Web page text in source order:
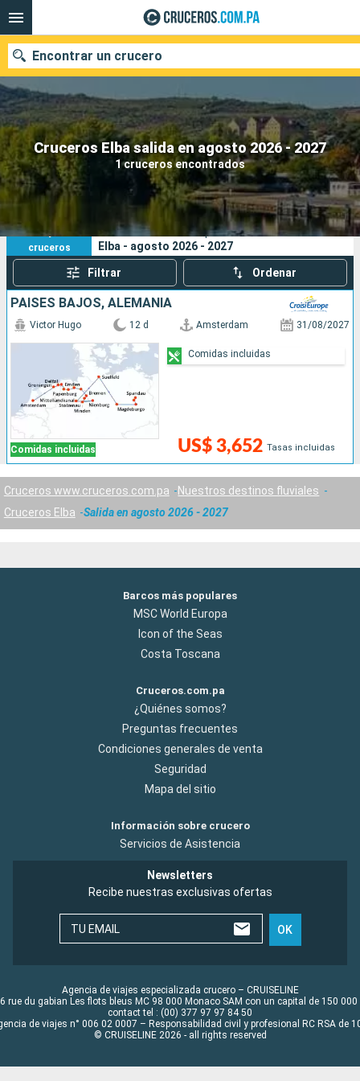
Cruceros Elba salida en agosto 2026 - 2027
1 cruceros encontrados
Encontrar un crucero
Nuestros destinos
Fecha de salida
Puertos Compañías
Buscar
1
cruceros
Sus criterios de búsqueda:
Elba - agosto 2026 - 2027
Filtrar Ordenar
PAISES BAJOS, ALEMANIA
Comidas incluidas
Victor Hugo 12 d Amsterdam 31/08/2027
US$ 3,652 Tasas incluidas
Comidas incluidas
Cruceros www.cruceros.com.pa
Nuestros destinos fluviales
Cruceros Elba
Salida en agosto 2026 - 2027
Barcos más populares
MSC World Europa
Icon of the Seas
Costa Toscana
Cruceros.com.pa
¿Quiénes somos?
Preguntas frecuentes
Condiciones generales de venta
Seguridad
Mapa del sitio
Información sobre crucero
Servicios de Asistencia
Newsletters
Recibe nuestras exclusivas ofertas
TU EMAIL OK
Agencia de viajes especializada crucero – CRUISELINE
rue du gabian Les flots bleus MC 98 000 Monaco SAM con un capital de 150 000
contact tel : (00) 377 97 97 84 50
de viajes n° 006 02 0007 – Responsabilidad civil y profesional RC RSA de
© CRUISELINE 2026 - all rights reserved